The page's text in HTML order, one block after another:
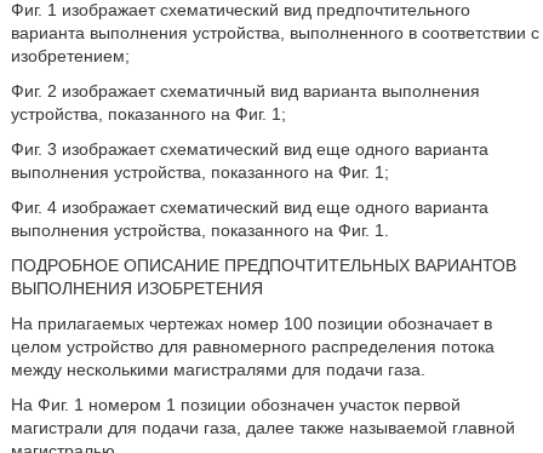
Фиг. 1 изображает схематический вид предпочтительного
варианта выполнения устройства, выполненного в соответствии с
изобретением;
Фиг. 2 изображает схематичный вид варианта выполнения
устройства, показанного на Фиг. 1;
Фиг. 3 изображает схематический вид еще одного варианта
выполнения устройства, показанного на Фиг. 1;
Фиг. 4 изображает схематический вид еще одного варианта
выполнения устройства, показанного на Фиг. 1.
ПОДРОБНОЕ ОПИСАНИЕ ПРЕДПОЧТИТЕЛЬНЫХ ВАРИАНТОВ
ВЫПОЛНЕНИЯ ИЗОБРЕТЕНИЯ
На прилагаемых чертежах номер 100 позиции обозначает в
целом устройство для равномерного распределения потока
между несколькими магистралями для подачи газа.
На Фиг. 1 номером 1 позиции обозначен участок первой
магистрали для подачи газа, далее также называемой главной